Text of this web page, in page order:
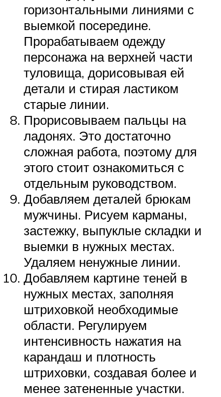
горизонтальными линиями с
выемкой посередине.
Прорабатываем одежду
персонажа на верхней части
туловища, дорисовывая ей
детали и стирая ластиком
старые линии.
Прорисовываем пальцы на
ладонях. Это достаточно
сложная работа, поэтому для
этого стоит ознакомиться с
отдельным руководством.
Добавляем деталей брюкам
мужчины. Рисуем карманы,
застежку, выпуклые складки и
выемки в нужных местах.
Удаляем ненужные линии.
Добавляем картине теней в
нужных местах, заполняя
штриховкой необходимые
области. Регулируем
интенсивность нажатия на
карандаш и плотность
штриховки, создавая более и
менее затененные участки.